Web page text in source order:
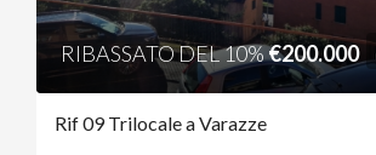
RIBASSATO DEL 10%€200.000
Rif 09 Trilocale a Varazze